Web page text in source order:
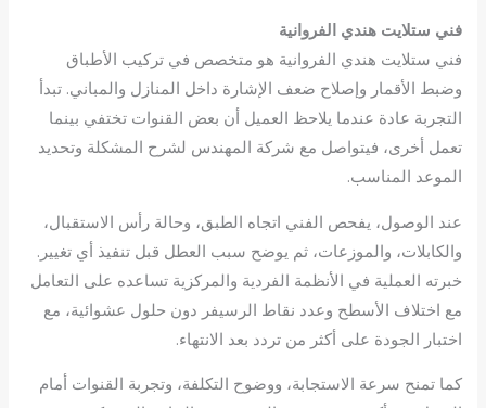
فني ستلايت هندي الفروانية
فني ستلايت هندي الفروانية هو متخصص في تركيب الأطباق
وضبط الأقمار وإصلاح ضعف الإشارة داخل المنازل والمباني. تبدأ
التجربة عادة عندما يلاحظ العميل أن بعض القنوات تختفي بينما
تعمل أخرى، فيتواصل مع شركة المهندس لشرح المشكلة وتحديد
الموعد المناسب.
عند الوصول، يفحص الفني اتجاه الطبق، وحالة رأس الاستقبال،
والكابلات، والموزعات، ثم يوضح سبب العطل قبل تنفيذ أي تغيير.
خبرته العملية في الأنظمة الفردية والمركزية تساعده على التعامل
مع اختلاف الأسطح وعدد نقاط الرسيفر دون حلول عشوائية، مع
اختبار الجودة على أكثر من تردد بعد الانتهاء.
كما تمنح سرعة الاستجابة، ووضوح التكلفة، وتجربة القنوات أمام